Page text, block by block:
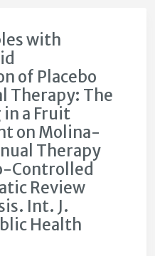
with
of Placebo
Therapy: The
in a Fruit
on Molina-
Therapy
Controlled
Review
Int. J.
Health